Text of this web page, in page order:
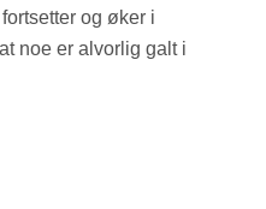
og øker i
noe er alvorlig galt i